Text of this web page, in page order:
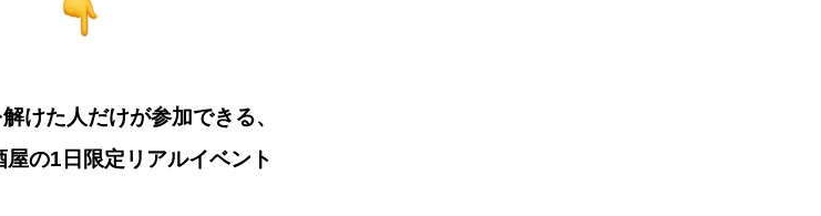
けた人だけが参加できる、
屋の1日限定リアルイベント